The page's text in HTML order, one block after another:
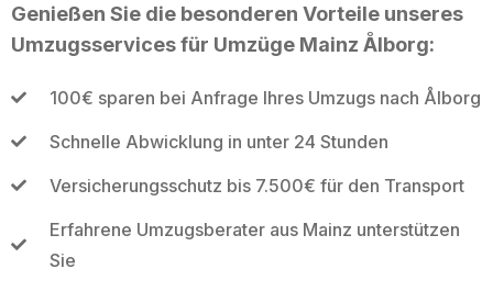
Genießen Sie die besonderen Vorteile unseres
Umzugsservices für Umzüge Mainz Ålborg:
100€ sparen bei Anfrage Ihres Umzugs nach Ålborg
Schnelle Abwicklung in unter 24 Stunden
Versicherungsschutz bis 7.500€ für den Transport
Erfahrene Umzugsberater aus Mainz unterstützen
Sie